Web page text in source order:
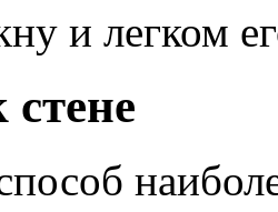
и легком